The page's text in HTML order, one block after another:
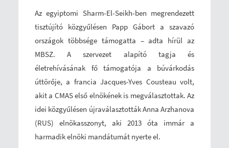
Az egyiptomi Sharm-El-Seikh-ben megrendezett
tisztújító közgyűlésen Papp Gábort a szavazó
országok többsége támogatta – adta hírül az
MBSZ. A szervezet alapító tagja és
életrehívásának fő támogatója a búvárkodás
úttörője, a francia Jacques-Yves Cousteau volt,
akit a CMAS első elnökének is megválasztottak. Az
idei közgyűlésen újraválasztották Anna Arzhanova
(RUS) elnökasszonyt, aki 2013 óta immár a
harmadik elnöki mandátumát nyerte el.